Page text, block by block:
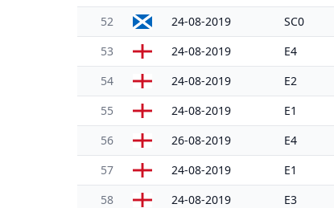
52 24-08-2019 SC0
53 24-08-2019 E4
54 24-08-2019 E2
55 24-08-2019 E1
56 26-08-2019 E4
57 24-08-2019 E1
58 24-08-2019 E3